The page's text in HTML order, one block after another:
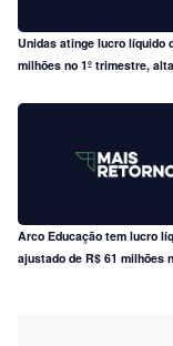
Unidas atinge lucro líquido
milhões no 1º trimestre,
Arco Educação tem lucro
ajustado de R$ 61 milhões